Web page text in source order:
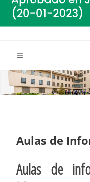
Aulas de
Aulas de